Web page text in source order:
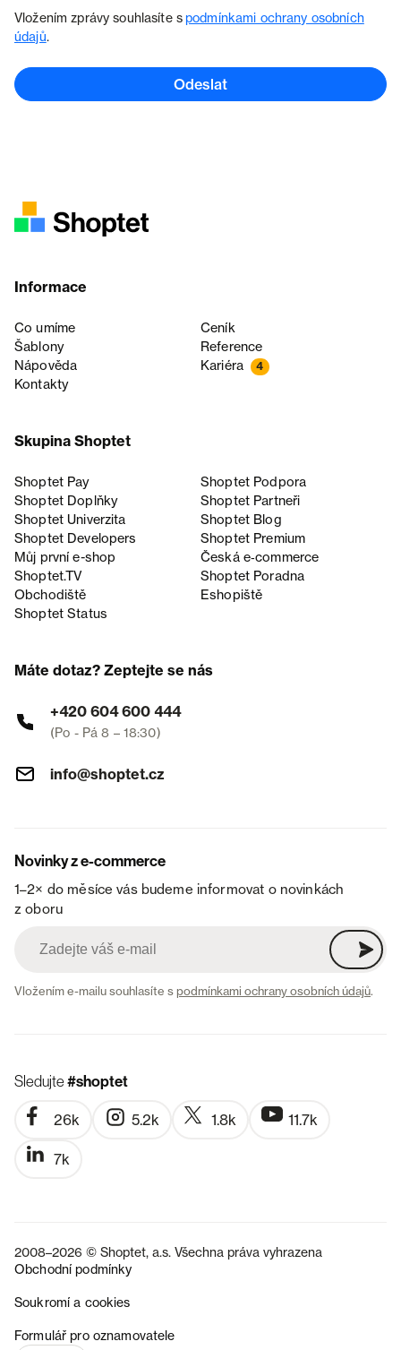
Vložením zprávy souhlasíte spodmínkami ochrany osobních
údajů.
Odeslat
Informace
Co umíme
Ceník
Šablony
Reference
Nápověda
Kariéra 4
Kontakty
Skupina Shoptet
Shoptet Pay
Shoptet Podpora
Shoptet Doplňky
Shoptet Partneři
Shoptet Univerzita
Shoptet Blog
Shoptet Developers
Shoptet Premium
Můj první e-shop
Česká e‑commerce
Shoptet.TV
Shoptet Poradna
Obchodiště
Eshopiště
Shoptet Status
Máte dotaz? Zeptejte se nás
+420 604 600 444
(Po - Pá 8 – 18:30)
info@shoptet.cz
Novinky z e-commerce
1–2× do měsíce vás budeme informovat o novinkách
z oboru
Vložením e-mailu souhlasíte spodmínkami ochrany osobních údajů.
Sledujte#shoptet
26k 5.2k 1.8k 11.7k
7k
2008–2026 © Shoptet, a.s. Všechna práva vyhrazena
Obchodní podmínky
Soukromí a cookies
Formulář pro oznamovatele